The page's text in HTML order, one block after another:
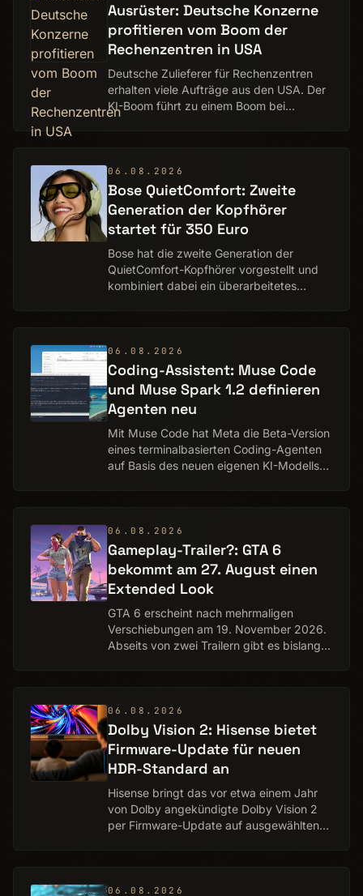
Ausrüster: Deutsche Konzerne
profitieren vom Boom der
Rechenzentren in USA
Deutsche Zulieferer für Rechenzentren
erhalten viele Aufträge aus den USA. Der
KI-Boom führt zu einem Boom bei
Energierversorgern, Baukonzernen und
06.08.2026
Bose QuietComfort: Zweite
Generation der Kopfhörer
startet für 350 Euro
Bose hat die zweite Generation der
QuietComfort-Kopfhörer vorgestellt und
kombiniert dabei ein überarbeitetes
06.08.2026
Coding-Assistent: Muse Code
und Muse Spark 1.2 definieren
Agenten neu
Mit Muse Code hat Meta die Beta-Version
eines terminalbasierten Coding-Agenten
auf Basis des neuen eigenen KI-Modells
06.08.2026
Gameplay-Trailer?: GTA 6
bekommt am 27. August einen
Extended Look
GTA 6 erscheint nach mehrmaligen
Verschiebungen am 19. November 2026.
Abseits von zwei Trailern gibt es bislang
06.08.2026
Dolby Vision 2: Hisense bietet
Firmware-Update für neuen
HDR-Standard an
Hisense bringt das vor etwa einem Jahr
von Dolby angekündigte Dolby Vision 2
per Firmware-Update auf ausgewählten
06.08.2026